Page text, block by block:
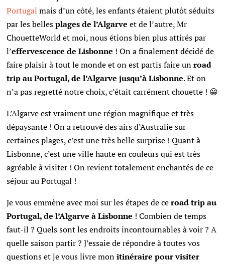
Portugal mais d’un côté, les enfants étaient plutôt séduits
par les bellesplages de l’Algarve et de l’autre, Mr
ChouetteWorld et moi, nous étions bien plus attirés par
l’effervescence de Lisbonne ! On a finalement décidé de
faire plaisir à tout le monde et on est partis faire unroad
trip au Portugal, de l’Algarve jusqu’à Lisbonne. Et on
n’a pas regretté notre choix, c’était carrément chouette ! 😀
L’Algarve est vraiment une région magnifique et très
dépaysante ! On a retrouvé des airs d’Australie sur
certaines plages, c’est une très belle surprise ! Quant à
Lisbonne, c’est une ville haute en couleurs qui est très
agréable à visiter ! On revient totalement enchantés de ce
séjour au Portugal !
Je vous emmène avec moi sur les étapes de ceroad trip au
Portugal, de l’Algarve à Lisbonne ! Combien de temps
faut-il ? Quels sont les endroits incontournables à voir ? A
quelle saison partir ? J’essaie de répondre à toutes vos
questions et je vous livre monitinéraire pour visiter